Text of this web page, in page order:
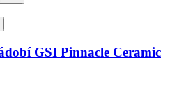
GSI Pinnacle Ceramic